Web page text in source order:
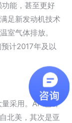
能，甚至更好
足新发动机技术
室气体排放。
计2017年及以
采用。API已许
北美，其次是亚